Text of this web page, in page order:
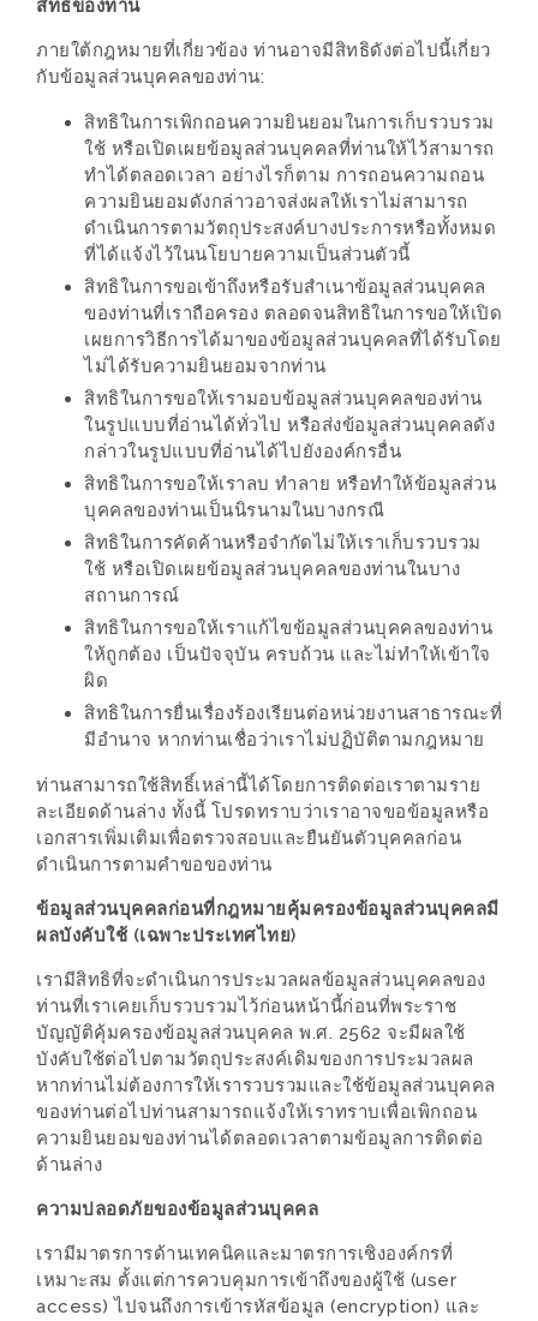
ที่
งาน
LEO
PRESENTS
PINGFAI
FESTIVAL
3
ญี่ปุ่น
ระดับ
พรีเมียม
พร้อม
สุ
กี้
เนื้อ
หมู
ดำ
คู
โร
ะ
สุด
เด็ด
ที่
AIKO
(THE
UP,
RAMA
3)
อาหาร
โดน
ใจ
ภาพ
ปิ๊
HUAWEI
G7
สิทธิของท่าน
ภายใต้กฎหมายที่เกี่ยวข้อง ท่านอาจมีสิทธิดังต่อไปนี้เกี่ยว
กับข้อมูลส่วนบุคคลของท่าน:
สิทธิในการเพิกถอนความยินยอมในการเก็บรวบรวม
ใช้ หรือเปิดเผยข้อมูลส่วนบุคคลที่ท่านให้ไว้สามารถ
ทำได้ตลอดเวลา อย่างไรก็ตาม การถอนความถอน
ความยินยอมดังกล่าวอาจส่งผลให้เราไม่สามารถ
ดำเนินการตามวัตถุประสงค์บางประการหรือทั้งหมด
ที่ได้แจ้งไว้ในนโยบายความเป็นส่วนตัวนี้
สิทธิในการขอเข้าถึงหรือรับสำเนาข้อมูลส่วนบุคคล
ของท่านที่เราถือครอง ตลอดจนสิทธิในการขอให้เปิด
เผยการวิธีการได้มาของข้อมูลส่วนบุคคลที่ได้รับโดย
ไม่ได้รับความยินยอมจากท่าน
สิทธิในการขอให้เรามอบข้อมูลส่วนบุคคลของท่าน
ในรูปแบบที่อ่านได้ทั่วไป หรือส่งข้อมูลส่วนบุคคลดัง
กล่าวในรูปแบบที่อ่านได้ไปยังองค์กรอื่น
สิทธิในการขอให้เราลบ ทำลาย หรือทำให้ข้อมูลส่วน
บุคคลของท่านเป็นนิรนามในบางกรณี
สิทธิในการคัดค้านหรือจำกัดไม่ให้เราเก็บรวบรวม
ใช้ หรือเปิดเผยข้อมูลส่วนบุคคลของท่านในบาง
สถานการณ์
สิทธิในการขอให้เราแก้ไขข้อมูลส่วนบุคคลของท่าน
ให้ถูกต้อง เป็นปัจจุบัน ครบถ้วน และไม่ทำให้เข้าใจ
ผิด
สิทธิในการยื่นเรื่องร้องเรียนต่อหน่วยงานสาธารณะที่
มีอำนาจ หากท่านเชื่อว่าเราไม่ปฏิบัติตามกฎหมาย
ท่านสามารถใช้สิทธิ์เหล่านี้ได้โดยการติดต่อเราตามราย
ละเอียดด้านล่าง ทั้งนี้ โปรดทราบว่าเราอาจขอข้อมูลหรือ
เอกสารเพิ่มเติมเพื่อตรวจสอบและยืนยันตัวบุคคลก่อน
ดำเนินการตามคำขอของท่าน
ข้อมูลส่วนบุคคลก่อนที่กฎหมายคุ้มครองข้อมูลส่วนบุคคลมี
ผลบังคับใช้ (เฉพาะประเทศไทย)
เรามีสิทธิที่จะดำเนินการประมวลผลข้อมูลส่วนบุคคลของ
ท่านที่เราเคยเก็บรวบรวมไว้ก่อนหน้านี้ก่อนที่พระราช
บัญญัติคุ้มครองข้อมูลส่วนบุคคล พ.ศ. 2562 จะมีผลใช้
บังคับใช้ต่อไปตามวัตถุประสงค์เดิมของการประมวลผล
หากท่านไม่ต้องการให้เรารวบรวมและใช้ข้อมูลส่วนบุคคล
ของท่านต่อไปท่านสามารถแจ้งให้เราทราบเพื่อเพิกถอน
ความยินยอมของท่านได้ตลอดเวลาตามข้อมูลการติดต่อ
ด้านล่าง
ความปลอดภัยของข้อมูลส่วนบุคคล
เรามีมาตรการด้านเทคนิคและมาตรการเชิงองค์กรที่
เหมาะสม ตั้งแต่การควบคุมการเข้าถึงของผู้ใช้ (user
access) ไปจนถึงการเข้ารหัสข้อมูล (encryption) และ